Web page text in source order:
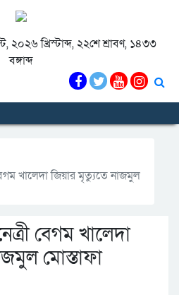
খ্রিস্টাব্দ, ২২শে শ্রাবণ, ১৪৩৩
বঙ্গাব্দ
খালেদা জিয়ার মৃত্যুতে নাজমুল
বেগম খালেদা
মোস্তাফা